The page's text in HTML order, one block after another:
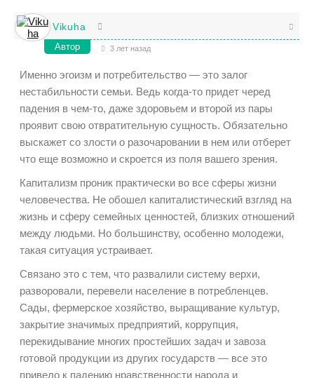
Vikuha
Автор 3 лет назад
Именно эгоизм и потребительство — это залог
нестабильности семьи. Ведь когда-то придет черед
падения в чем-то, даже здоровьем и второй из пары
проявит свою отвратительную сущность. Обязательно
выскажет со злости о разочаровании в нем или отберет
что еще возможно и скроется из поля вашего зрения.
Капитализм проник практически во все сферы жизни
человечества. Не обошел капиталистический взгляд на
жизнь и сферу семейных ценностей, близких отношений
между людьми. Но большинству, особенно молодежи,
такая ситуация устраивает.
Связано это с тем, что развалили систему верхи,
разворовали, перевели население в потребленцев.
Сады, фермерское хозяйство, выращивание культур,
закрытие значимых предприятий, коррупция,
перекидывание многих простейших задач и завоза
готовой продукции из других государств — все это
привело к падению нравственности народа и